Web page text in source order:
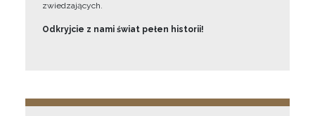
zwiedzających.
Odkryjcie z nami świat pełen historii!